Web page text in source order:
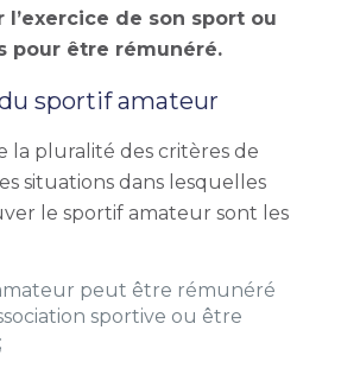
l’exercice de son sport ou
pour être rémunéré.
sportif amateur
la pluralité des critères de
situations dans lesquelles
le sportif amateur sont les
peut être rémunéré
sportive ou être